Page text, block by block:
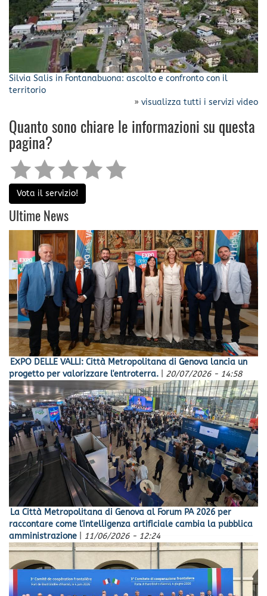
Silvia Salis in Fontanabuona: ascolto e confronto con il
territorio
» visualizza tutti i servizi video
Quanto sono chiare le informazioni su questa
pagina?
Vota il servizio!
Ultime News
EXPO DELLE VALLI: Città Metropolitana di Genova lancia un
progetto per valorizzare l'entroterra.
20/07/2026 - 14:58
La Città Metropolitana di Genova al Forum PA 2026 per
raccontare come l'intelligenza artificiale cambia la pubblica
amministrazione
11/06/2026 - 12:24